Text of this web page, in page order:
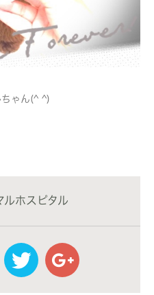
ちゃん(^ ^)
ルホスピタル